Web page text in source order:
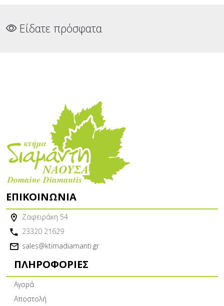
Είδατε πρόσφατα
ΕΠΙΚΟΙΝΩΝΊΑ
Ζαφειράκη 54
23320 21629
sales@ktimadiamanti.gr
ΠΛΗΡΟΦΟΡΊΕΣ
Αγορά
Αποστολή